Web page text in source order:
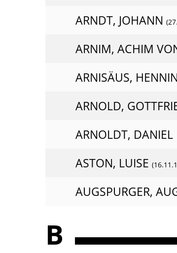
ARNDT, JOHANN
ARNIM, ACHIM
ARNISÄUS,
ARNOLD,
ARNOLDT, DANIEL
ASTON, LUISE
AUGSPURGER,
B